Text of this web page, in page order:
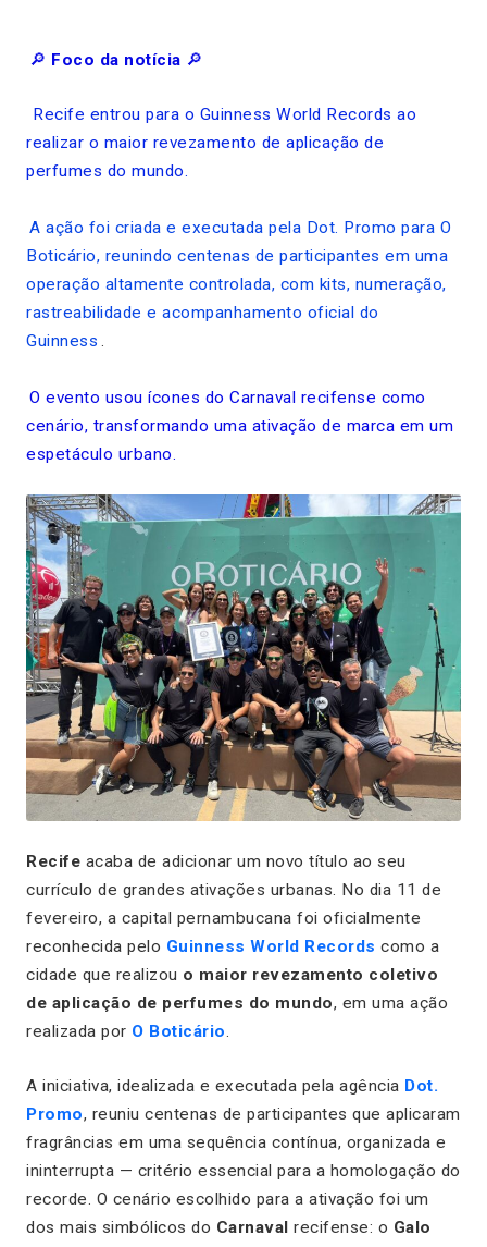
🔎 Foco da notícia 🔎
Recife entrou para o Guinness World Records ao
realizar o maior revezamento de aplicação de
perfumes do mundo.
A ação foi criada e executada pela Dot. Promo para O
Boticário, reunindo centenas de participantes em uma
operação altamente controlada, com kits, numeração,
rastreabilidade e acompanhamento oficial do
Guinness .
O evento usou ícones do Carnaval recifense como
cenário, transformando uma ativação de marca em um
espetáculo urbano.
Recife acaba de adicionar um novo título ao seu
currículo de grandes ativações urbanas. No dia 11 de
fevereiro, a capital pernambucana foi oficialmente
reconhecida pelo Guinness World Records como a
cidade que realizou o maior revezamento coletivo
de aplicação de perfumes do mundo, em uma ação
realizada por O Boticário.
A iniciativa, idealizada e executada pela agência Dot.
Promo, reuniu centenas de participantes que aplicaram
fragrâncias em uma sequência contínua, organizada e
ininterrupta — critério essencial para a homologação do
recorde. O cenário escolhido para a ativação foi um
dos mais simbólicos do Carnaval recifense: o Galo